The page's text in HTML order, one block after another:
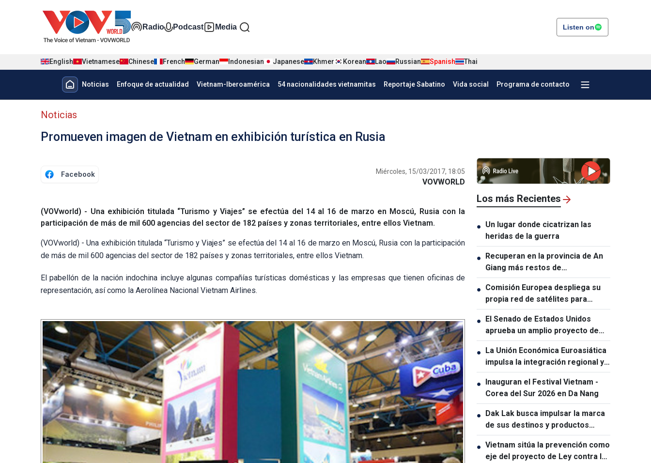
Đa phương tiện tiếng Tây ban nha
Radio Podcast Media Listen on
English Vietnamese Chinese French German Indonesian Japanese Khmer Korean Lao Russian Spanish Thai
Menu trang chủ tiếng Tây Ban Nha
Noticias Enfoque de actualidad Vietnam-Iberoamérica 54 nacionalidades vietnamitas Reportaje Sabatino Vida social Programa de contacto
Menu phụ tiếng Tây ban nha
Noticias
Promueven imagen de Vietnam en exhibición turística en Rusia
Facebook Miércoles, 15/03/2017, 18:05
VOVWORLD
(VOVworld) - Una exhibición titulada “Turismo y Viajes” se efectúa del 14 al 16 de marzo en Moscú, Rusia con la
participación de más de mil 600 agencias del sector de 182 países y zonas territoriales, entre ellos Vietnam.
(VOVworld) - Una exhibición titulada “Turismo y Viajes” se efectúa del 14 al 16 de marzo en Moscú, Rusia con la participación
de más de mil 600 agencias del sector de 182 países y zonas territoriales, entre ellos Vietnam.
El pabellón de la nación indochina incluye algunas compañías turísticas domésticas y las empresas que tienen oficinas de
representación, así como la Aerolínea Nacional Vietnam Airlines.
Los más Recientes
● Un lugar donde cicatrizan las
heridas de la guerra
● Recuperan en la provincia de An
Giang más restos de
combatientes caídos
● Comisión Europea despliega su
propia red de satélites para
reforzar la soberanía digital
● El Senado de Estados Unidos
aprueba un amplio proyecto de
ley de sanciones contra Rusia
● La Unión Económica Euroasiática
impulsa la integración regional y
amplía la cooperación con sus
socios
● Inauguran el Festival Vietnam -
Corea del Sur 2026 en Da Nang
● Dak Lak busca impulsar la marca
de sus destinos y productos
turísticos
● Vietnam sitúa la prevención como
eje del proyecto de Ley contra la